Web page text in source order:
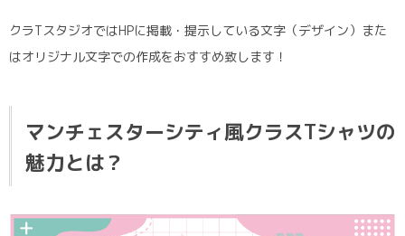
クラTスタジオではHPに掲載・提示している文字（デザイン）また
はオリジナル文字での作成をおすすめ致します！
マンチェスターシティ風クラスTシャツの
魅力とは？